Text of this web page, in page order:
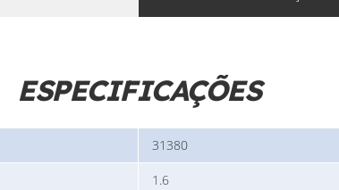
ESPECIFICAÇÕES
31380
1.6